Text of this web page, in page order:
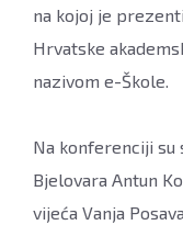
vijećnica
Grada
Bjelovara
Dubravka
www.bjelovar.hr
na kojoj je
Hrvatske
nazivom e-Škole.
Na konferenciji su
Bjelovara Antun
vijeća Vanja